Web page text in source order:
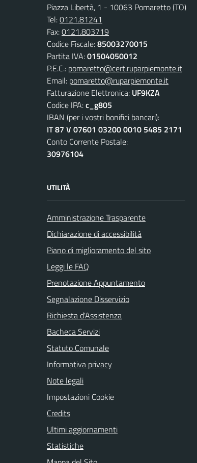
Piazza Libertà, 1 - 10063 Pomaretto (TO)
Tel:0121.81241
Fax:0121.803719
Codice Fiscale:85003270015
Partita IVA:01504050012
P.E.C.: pomaretto@cert.ruparpiemonte.it
Email: pomaretto@ruparpiemonte.it
Fatturazione Elettronica: UF9KZA
Codice IPA:c_g805
IBAN (per i vostri bonifici bancari):
IT 87 V 07601 03200 0010 5485 2171
Conto Corrente Postale:
30976104
UTILITÀ
Amministrazione Trasparente
Dichiarazione di accessibilità
Piano di miglioramento del sito
Leggi le FAQ
Prenotazione Appuntamento
Segnalazione Disservizio
Richiesta d'Assistenza
Bacheca Servizi
Statuto Comunale
Informativa privacy
Note legali
Impostazioni Cookie
Credits
Ultimi aggiornamenti
Statistiche